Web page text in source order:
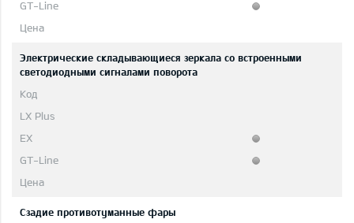
Электрические складывающиеся зеркала со встроенными
светодиодными сигналами поворота
Cзадиe противотуманные фары